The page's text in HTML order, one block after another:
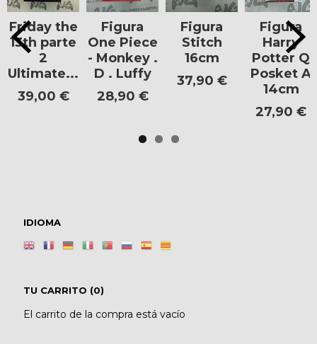
IDIOMA
TU CARRITO (0)
El carrito de la compra está vacío
Friday the
13th parte
2
Ultimate...
39,00 €
Figura
One Piece
- Monkey .
D . Luffy
28,90 €
Figura
Stitch
16cm
37,90 €
Figura
Harry
Potter Q
Posket A
14cm
27,90 €